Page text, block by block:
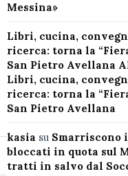
Messina»
Libri, cucina,
ricerca: torna la
San Pietro Avellana
Libri, cucina,
ricerca: torna la
San Pietro Avellana
kasia su Smarriscono
bloccati in quota sul
tratti in salvo dal